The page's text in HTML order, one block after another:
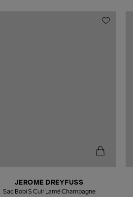
JEROME DREYFUSS
Sac Bobi S Cuir Lamé Champagne